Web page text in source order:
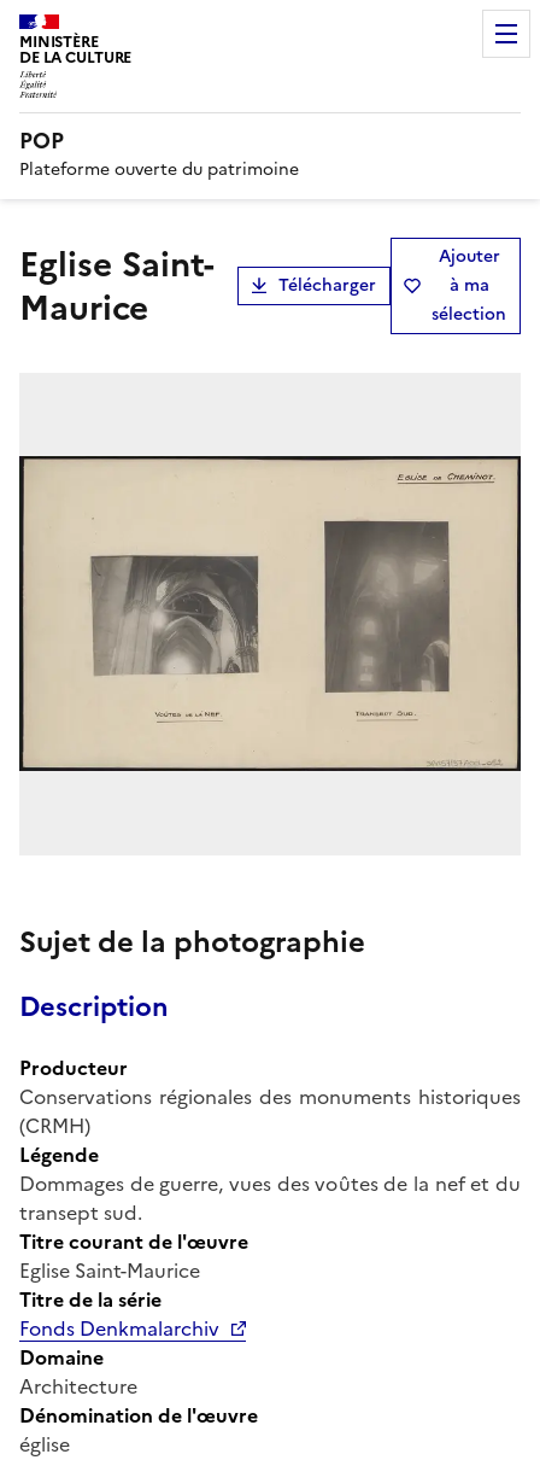
MINISTÈRE
DE LA CULTURE
POP
Plateforme ouverte du patrimoine
Eglise Saint-
Maurice
Télécharger
Ajouter
à ma
sélection
Sujet de la photographie
Description
Producteur
Conservations régionales des monuments historiques
(CRMH)
Légende
Dommages de guerre, vues des voûtes de la nef et du
transept sud.
Titre courant de l'œuvre
Eglise Saint-Maurice
Titre de la série
Fonds Denkmalarchiv
Domaine
Architecture
Dénomination de l'œuvre
église